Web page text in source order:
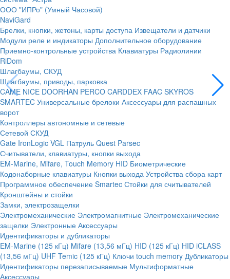
ООО "ИПРо" (Умный Часовой)
NaviGard
Брелки, кнопки, жетоны, карты доступа Извещатели и датчики
Модули реле и индикаторы Дополнительное оборудование
Приемно-контрольные устройства Клавиатуры Радиолинии
RiDom
Шлагбаумы, СКУД
Шлагбаумы, приводы, парковка
CAME NICE DOORHAN PERCO CARDDEX FAAC SKYROS
SMARTEC Универсальные брелоки Аксессуары для распашных
ворот
Контроллеры автономные и сетевые
Сетевой СКУД
Gate IronLogic VGL Патруль Quest Parsec
Считыватели, клавиатуры, кнопки выхода
EM-Marine, Mifare, Touch Memory HID Биометрические
Кодонаборные клавиатуры Кнопки выхода Устройства сбора карт
Программное обеспечение Smartec Стойки для считывателей
Кронштейны и стойки
Замки, электрозащелки
Электромеханические Электромагнитные Электромеханические
защелки Электронные Аксессуары
Идентификаторы и дубликаторы
EM-Marine (125 кГц) Mifare (13,56 мГц) HID (125 кГц) HID iCLASS
(13,56 мГц) UHF Temic (125 кГц) Ключи touch memory Дубликаторы
Идентификаторы перезаписываемые Мультиформатные
Аксессуары